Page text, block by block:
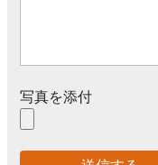
写真を添付